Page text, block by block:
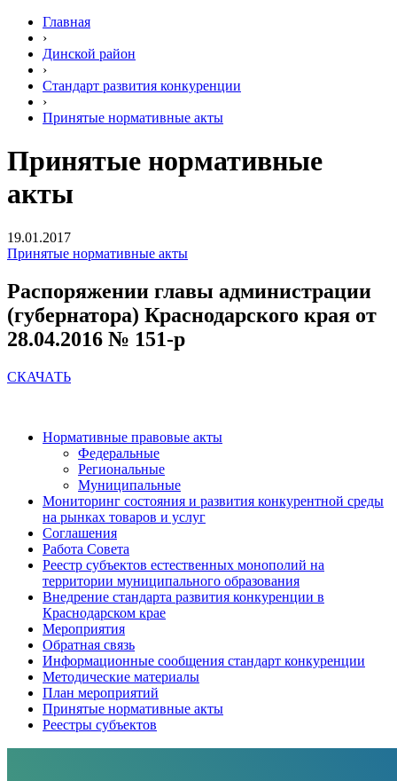
Главная
›
Динской район
›
Стандарт развития конкуренции
›
Принятые нормативные акты
Принятые нормативные
акты
19.01.2017
Принятые нормативные акты
Распоряжении главы администрации
(губернатора) Краснодарского края от
28.04.2016 № 151-р
СКАЧАТЬ
Нормативные правовые акты
Федеральные
Региональные
Муниципальные
Мониторинг состояния и развития конкурентной среды
на рынках товаров и услуг
Соглашения
Работа Совета
Реестр субъектов естественных монополий на
территории муниципального образования
Внедрение стандарта развития конкуренции в
Краснодарском крае
Мероприятия
Обратная связь
Информационные сообщения стандарт конкуренции
Методические материалы
План мероприятий
Принятые нормативные акты
Реестры субъектов